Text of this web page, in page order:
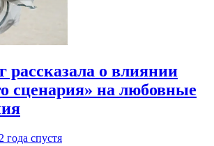
рассказала о влиянии
сценария» на любовные
2 года спустя